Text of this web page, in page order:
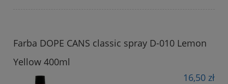
Farba DOPE CANS classic spray D-010 Lemon
Yellow 400ml
16,50 zł